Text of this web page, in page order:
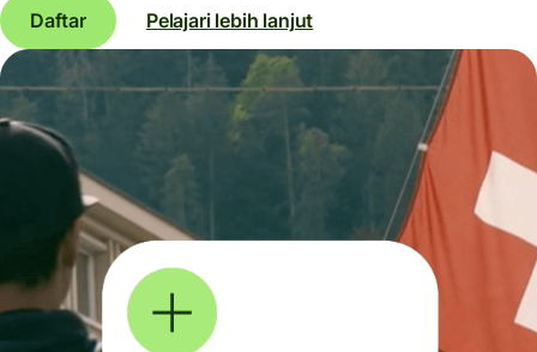
Daftar Pelajari lebih lanjut